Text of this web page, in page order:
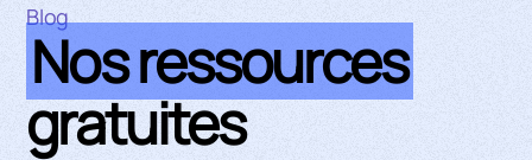
Blog
Nos ressources
gratuites